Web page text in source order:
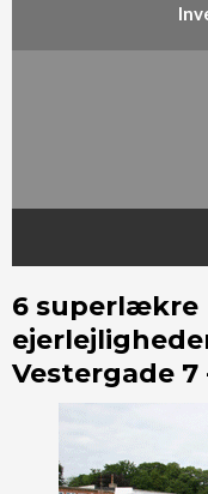
6 superlækre
Vestergade